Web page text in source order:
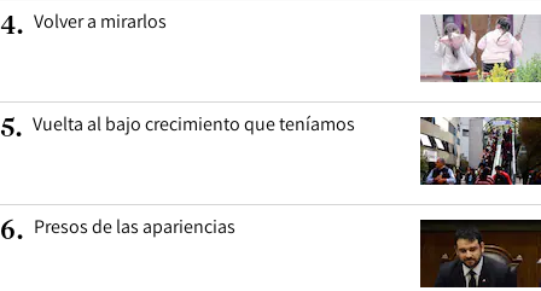
4. Volver a mirarlos
5. Vuelta al bajo crecimiento que teníamos
6. Presos de las apariencias